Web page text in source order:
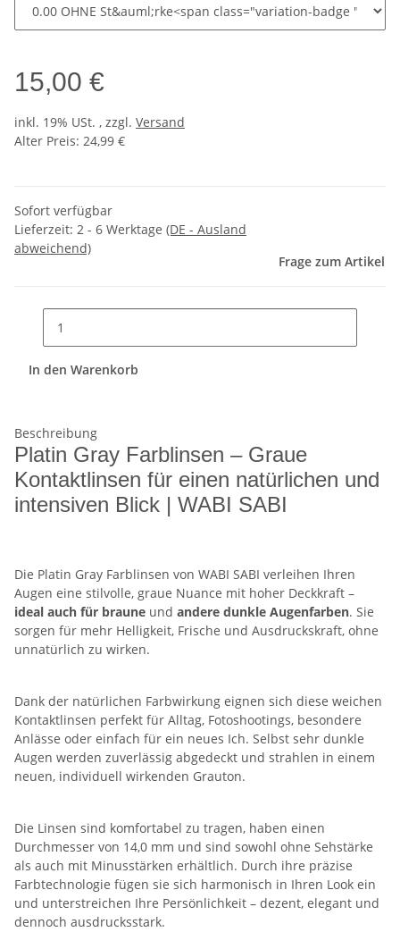
15,00 €
inkl. 19% USt. , zzgl. Versand
Alter Preis: 24,99 €
Sofort verfügbar
Lieferzeit: 2 - 6 Werktage (DE - Ausland
abweichend)
Frage zum Artikel
In den Warenkorb
Beschreibung
Platin Gray Farblinsen – Graue
Kontaktlinsen für einen natürlichen und
intensiven Blick | WABI SABI
Die Platin Gray Farblinsen von WABI SABI verleihen Ihren
Augen eine stilvolle, graue Nuance mit hoher Deckkraft –
ideal auch für braune und andere dunkle Augenfarben. Sie
sorgen für mehr Helligkeit, Frische und Ausdruckskraft, ohne
unnatürlich zu wirken.
Dank der natürlichen Farbwirkung eignen sich diese weichen
Kontaktlinsen perfekt für Alltag, Fotoshootings, besondere
Anlässe oder einfach für ein neues Ich. Selbst sehr dunkle
Augen werden zuverlässig abgedeckt und strahlen in einem
neuen, individuell wirkenden Grauton.
Die Linsen sind komfortabel zu tragen, haben einen
Durchmesser von 14,0 mm und sind sowohl ohne Sehstärke
als auch mit Minusstärken erhältlich. Durch ihre präzise
Farbtechnologie fügen sie sich harmonisch in Ihren Look ein
und unterstreichen Ihre Persönlichkeit – dezent, elegant und
dennoch ausdrucksstark.